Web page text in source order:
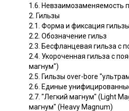
1.6. Невзаимозаменяемость
2. Гильзы
2.1. Форма и фиксация гильзы
2.2. Обозначение гильз
2.3. Бесфланцевая гильза с
2.4. Укороченная гильза с
магнум")
2.5. Гильзы over-bore
2.6. Единые
2.7. "Легкий магнум" (Light
магнум" (Heavy Magnum)